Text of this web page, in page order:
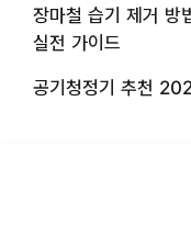
장마철 습기 제거
실전 가이드
공기청정기 추천